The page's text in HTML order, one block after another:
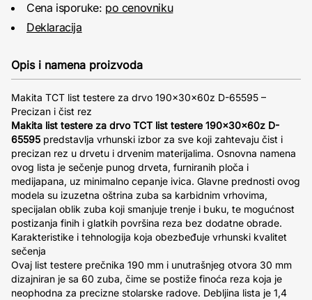
Cena isporuke: po cenovniku
Deklaracija
Opis i namena proizvoda
Makita TCT list testere za drvo 190x30x60z D-65595 –
Precizan i čist rez
Makita list testere za drvo TCT list testere 190x30x60z D-
65595 predstavlja vrhunski izbor za sve koji zahtevaju čist i
precizan rez u drvetu i drvenim materijalima. Osnovna namena
ovog lista je sečenje punog drveta, furniranih ploča i
medijapana, uz minimalno cepanje ivica. Glavne prednosti ovog
modela su izuzetna oštrina zuba sa karbidnim vrhovima,
specijalan oblik zuba koji smanjuje trenje i buku, te mogućnost
postizanja finih i glatkih površina reza bez dodatne obrade.
Karakteristike i tehnologija koja obezbeđuje vrhunski kvalitet
sečenja
Ovaj list testere prečnika 190 mm i unutrašnjeg otvora 30 mm
dizajniran je sa 60 zuba, čime se postiže finoća reza koja je
neophodna za precizne stolarske radove. Debljina lista je 1,4